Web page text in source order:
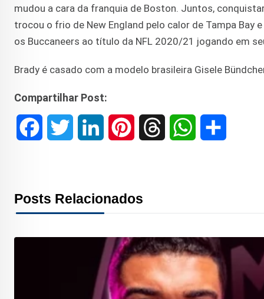
mudou a cara da franquia de Boston. Juntos,
trocou o frio de New England pelo calor de Tampa
os Buccaneers ao título da NFL 2020/21 jogando em
Brady é casado com a modelo brasileira Gisele
Compartilhar Post:
e t k
I
t
r
e
d
s
A
Posts Relacionados